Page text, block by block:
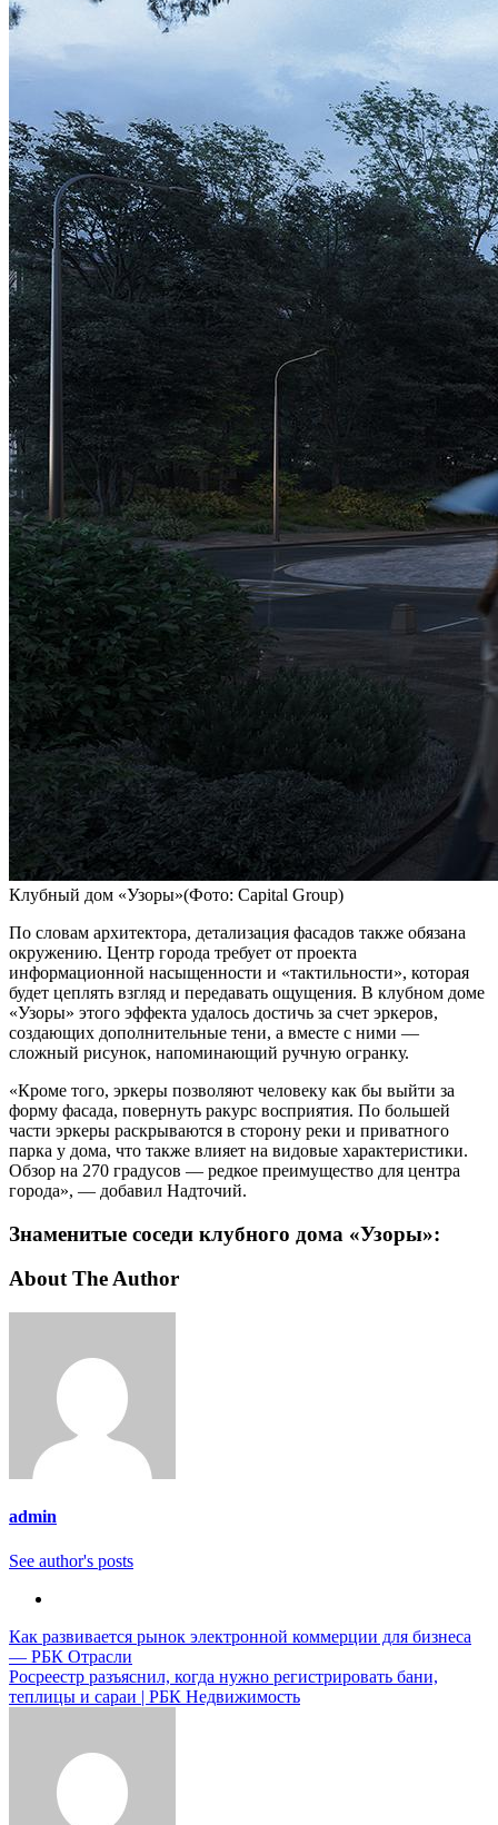
Клубный дом «Узоры»(Фото: Capital Group)
По словам архитектора, детализация фасадов также обязана
окружению. Центр города требует от проекта
информационной насыщенности и «тактильности», которая
будет цеплять взгляд и передавать ощущения. В клубном доме
«Узоры» этого эффекта удалось достичь за счет эркеров,
создающих дополнительные тени, а вместе с ними —
сложный рисунок, напоминающий ручную огранку.
«Кроме того, эркеры позволяют человеку как бы выйти за
форму фасада, повернуть ракурс восприятия. По большей
части эркеры раскрываются в сторону реки и приватного
парка у дома, что также влияет на видовые характеристики.
Обзор на 270 градусов — редкое преимущество для центра
города», — добавил Надточий.
Знаменитые соседи клубного дома «Узоры»:
About The Author
admin
See author's posts
Навигация
по
записям
Как развивается рынок электронной коммерции для бизнеса
— РБК Отрасли
Росреестр разъяснил, когда нужно регистрировать бани,
теплицы и сараи | РБК Недвижимость